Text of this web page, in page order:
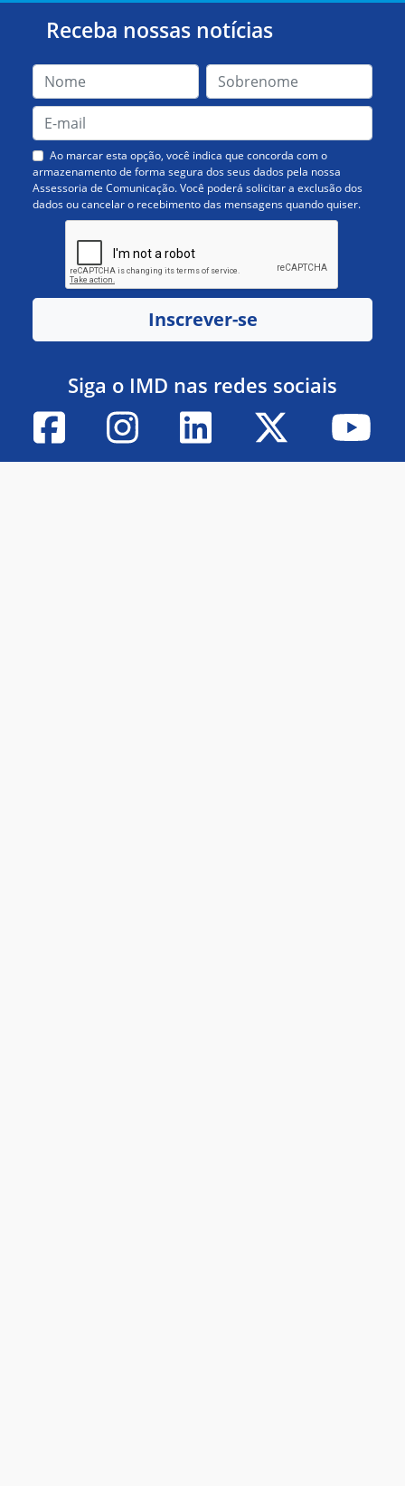
Receba nossas notícias
Ao marcar esta opção, você indica que concorda com o
armazenamento de forma segura dos seus dados pela nossa
Assessoria de Comunicação. Você poderá solicitar a exclusão dos
dados ou cancelar o recebimento das mensagens quando quiser.
Inscrever-se
Siga o IMD nas redes sociais